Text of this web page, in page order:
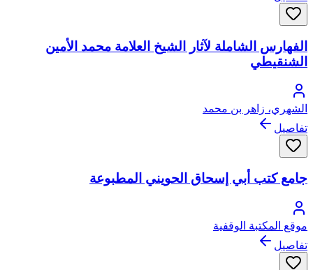
الفهارس الشاملة لآثار الشيخ العلامة محمد الأمين
الشنقيطي
الشهري، زاهر بن محمد
تفاصيل
جامع كتب أبي إسحاق الحويني المطبوعة
موقع المكتبة الوقفية
تفاصيل